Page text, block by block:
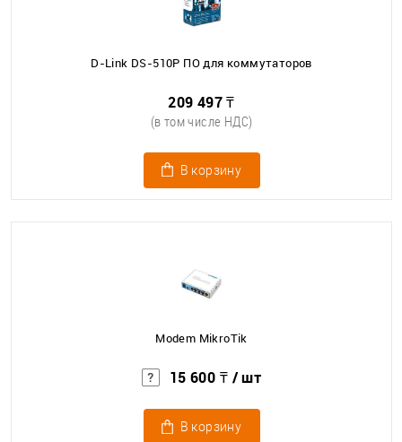
D-Link DS-510P ПО для коммутаторов
209 497 ₸
(в том числе НДС)
В корзину
Modem MikroTik
15 600 ₸ / шт
В корзину